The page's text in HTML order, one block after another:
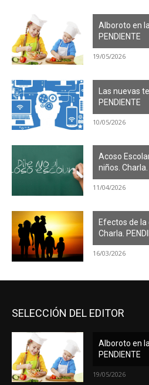
Alboroto en
PENDIENTE
19/05/2026
Las nuevas
PENDIENTE
10/05/2026
Acoso
niños. Charla.
11/04/2026
Efectos de la
Charla.
16/03/2026
SELECCIÓN DEL EDITOR
Alboroto en
PENDIENTE
19/05/2026